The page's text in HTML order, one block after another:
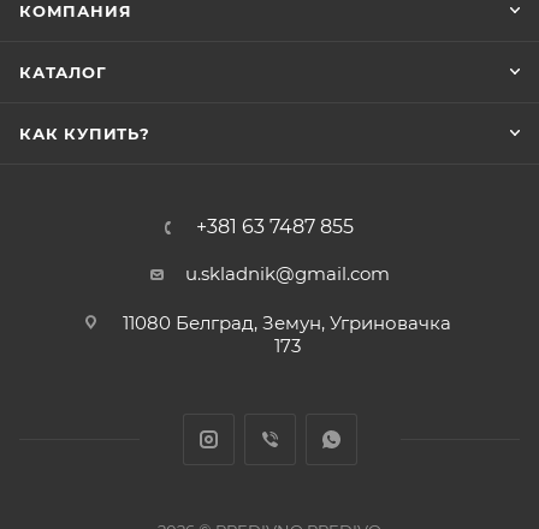
КОМПАНИЯ
КАТАЛОГ
КАК КУПИТЬ?
+381 63 7487 855
u.skladnik@gmail.com
11080 Белград, Земун, Угриновачка
173